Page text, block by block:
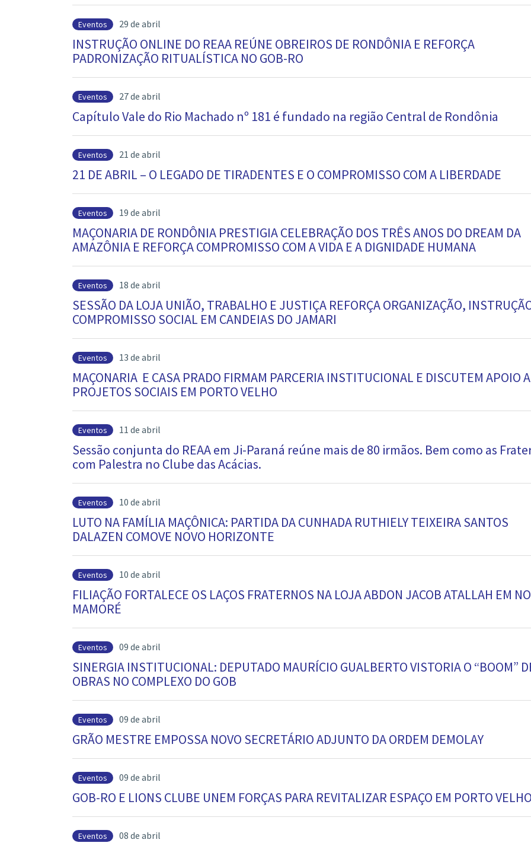
Eventos 29 de abril
INSTRUÇÃO ONLINE DO REAA REÚNE OBREIROS DE RONDÔNIA E REFORÇA
PADRONIZAÇÃO RITUALÍSTICA NO GOB-RO
Eventos 27 de abril
Capítulo Vale do Rio Machado nº 181 é fundado na região Central de Rondônia
Eventos 21 de abril
21 DE ABRIL – O LEGADO DE TIRADENTES E O COMPROMISSO COM A LIBERDADE
Eventos 19 de abril
MAÇONARIA DE RONDÔNIA PRESTIGIA CELEBRAÇÃO DOS TRÊS ANOS DO DREAM DA
AMAZÔNIA E REFORÇA COMPROMISSO COM A VIDA E A DIGNIDADE HUMANA
Eventos 18 de abril
SESSÃO DA LOJA UNIÃO, TRABALHO E JUSTIÇA REFORÇA ORGANIZAÇÃO,
COMPROMISSO SOCIAL EM CANDEIAS DO JAMARI
Eventos 13 de abril
MAÇONARIA E CASA PRADO FIRMAM PARCERIA INSTITUCIONAL E DISCUTEM APOIO A
PROJETOS SOCIAIS EM PORTO VELHO
Eventos 11 de abril
Sessão conjunta do REAA em Ji-Paraná reúne mais de 80 irmãos. Bem como as
com Palestra no Clube das Acácias.
Eventos 10 de abril
LUTO NA FAMÍLIA MAÇÔNICA: PARTIDA DA CUNHADA RUTHIELY TEIXEIRA SANTOS
DALAZEN COMOVE NOVO HORIZONTE
Eventos 10 de abril
FILIAÇÃO FORTALECE OS LAÇOS FRATERNOS NA LOJA ABDON JACOB ATALLAH EM
MAMORÉ
Eventos 09 de abril
SINERGIA INSTITUCIONAL: DEPUTADO MAURÍCIO GUALBERTO VISTORIA O “BOOM”
OBRAS NO COMPLEXO DO GOB
Eventos 09 de abril
GRÃO MESTRE EMPOSSA NOVO SECRETÁRIO ADJUNTO DA ORDEM DEMOLAY
Eventos 09 de abril
GOB-RO E LIONS CLUBE UNEM FORÇAS PARA REVITALIZAR ESPAÇO EM PORTO
Eventos 08 de abril